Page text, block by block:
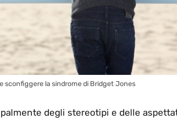
sconfiggere la sindrome di Bridget Jones
degli stereotipi e delle